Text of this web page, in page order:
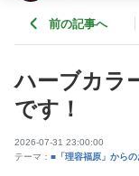
前の記事へ
ハーブカラ
です！
2026-07-31 23:00:00
テーマ： ■「理容福原」から